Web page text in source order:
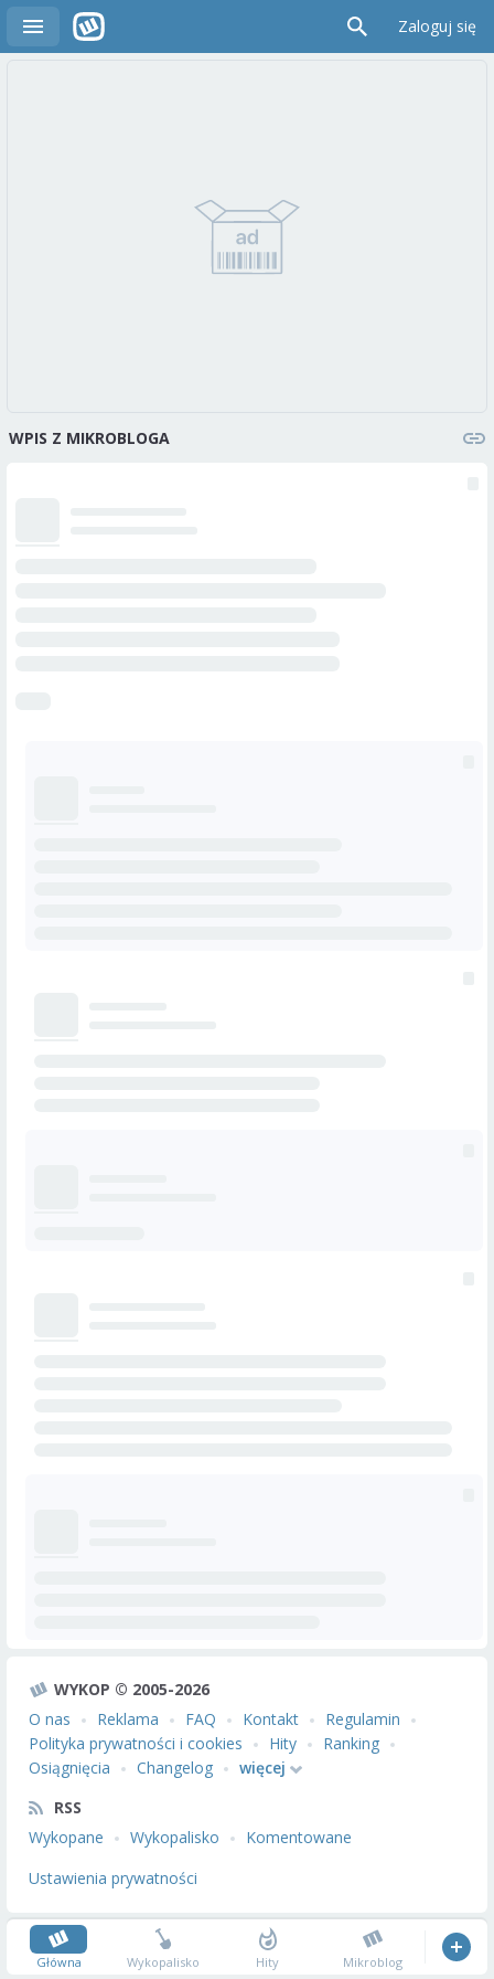
Zaloguj się
WPIS Z MIKROBLOGA
WYKOP © 2005-2026
O nas
Reklama FAQ Kontakt
Regulamin
Polityka prywatności i cookies
Hity
Ranking
Osiągnięcia
Changelog
więcej
RSS
Wykopane
Wykopalisko
Komentowane
Ustawienia prywatności
Główna Wykopalisko Hity Mikroblog